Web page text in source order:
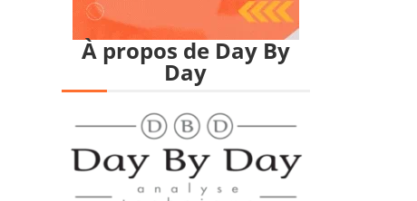
À propos de Day By
Day